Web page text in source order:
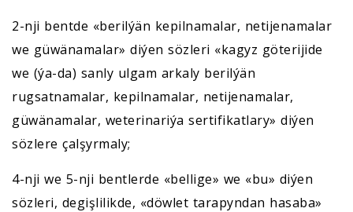
2-nji bentde «berilýän kepilnamalar, netijenamalar
we güwänamalar» diýen sözleri «kagyz göterijide
we (ýa-da) sanly ulgam arkaly berilýän
rugsatnamalar, kepilnamalar, netijenamalar,
güwänamalar, weterinariýa sertifikatlary» diýen
sözlere çalşyrmaly;
4-nji we 5-nji bentlerde «bellige» we «bu» diýen
sözleri, degişlilikde, «döwlet tarapyndan hasaba»